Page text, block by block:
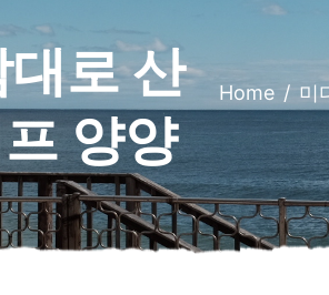
로 산
양양
Home / 미